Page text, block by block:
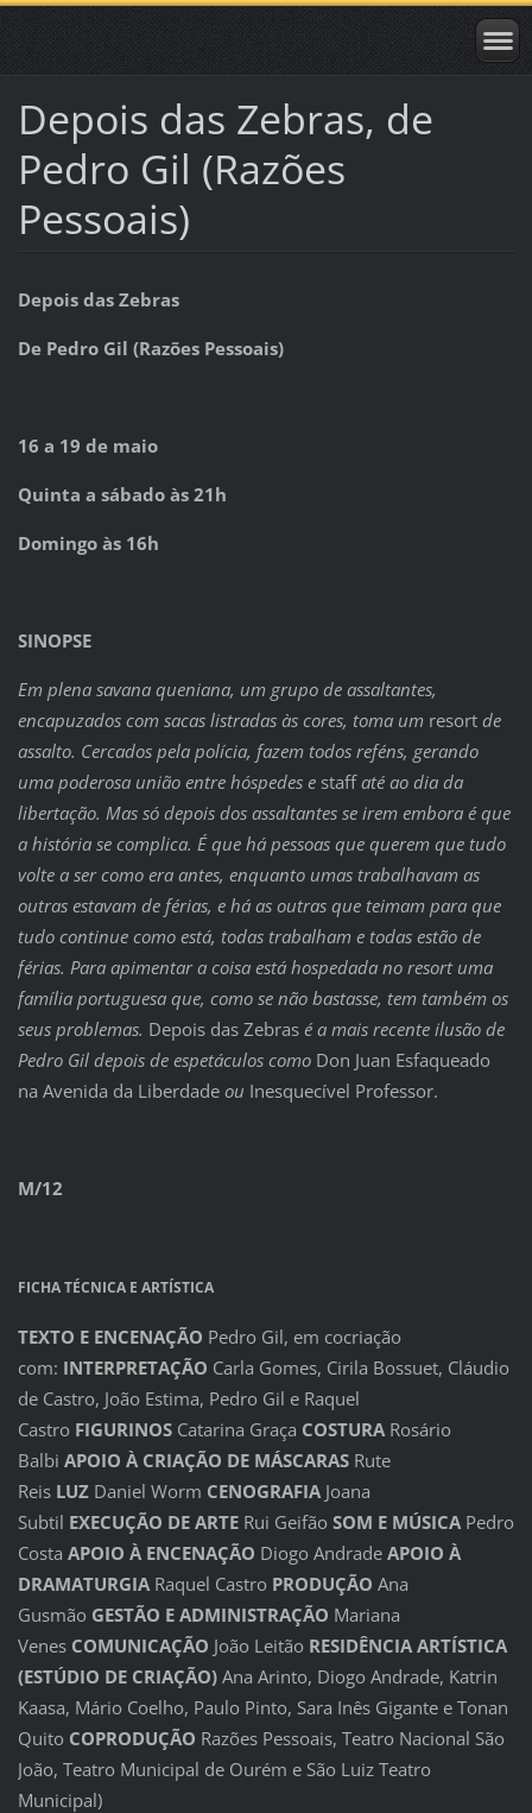
Depois das Zebras, de
Pedro Gil (Razões
Pessoais)
Depois das Zebras
De Pedro Gil (Razões Pessoais)
16 a 19 de maio
Quinta a sábado às 21h
Domingo às 16h
SINOPSE
Em plena savana queniana, um grupo de assaltantes,
encapuzados com sacas listradas às cores, toma um resortde
assalto. Cercados pela polícia, fazem todos reféns, gerando
uma poderosa união entre hóspedes e staffaté ao dia da
libertação. Mas só depois dos assaltantes se irem embora é que
a história se complica. É que há pessoas que querem que tudo
volte a ser como era antes, enquanto umas trabalhavam as
outras estavam de férias, e há as outras que teimam para que
tudo continue como está, todas trabalham e todas estão de
férias. Para apimentar a coisa está hospedada no resort uma
família portuguesa que, como se não bastasse, tem também os
seus problemas. Depois das Zebrasé a mais recente ilusão de
Pedro Gil depois de espetáculos como Don Juan Esfaqueado
na Avenida da Liberdade ou Inesquecível Professor.
M/12
FICHA TÉCNICA E ARTÍSTICA
TEXTO E ENCENAÇÃO Pedro Gil, em cocriação
com: INTERPRETAÇÃO Carla Gomes, Cirila Bossuet, Cláudio
de Castro, João Estima, Pedro Gil e Raquel
Castro FIGURINOSCatarina Graça COSTURARosário
Balbi APOIO À CRIAÇÃO DE MÁSCARASRute
Reis LUZDaniel Worm CENOGRAFIAJoana
Subtil EXECUÇÃO DE ARTERui Geifão SOM E MÚSICAPedro
Costa APOIO À ENCENAÇÃO Diogo Andrade APOIO À
DRAMATURGIARaquel Castro PRODUÇÃO Ana
Gusmão GESTÃO E ADMINISTRAÇÃO Mariana
Venes COMUNICAÇÃO João Leitão RESIDÊNCIA ARTÍSTICA
(ESTÚDIO DE CRIAÇÃO)Ana Arinto, Diogo Andrade, Katrin
Kaasa, Mário Coelho, Paulo Pinto, Sara Inês Gigante e Tonan
Quito COPRODUÇÃO Razões Pessoais, Teatro Nacional São
João, Teatro Municipal de Ourém e São Luiz Teatro
Municipal)